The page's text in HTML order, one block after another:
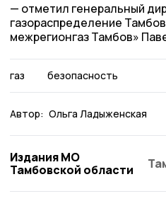
отметил генеральный
газораспределение
межрегионгаз Тамбов»
газ безопасность
Автор: Ольга Ладыженская
Издания МО
Тамбовской области